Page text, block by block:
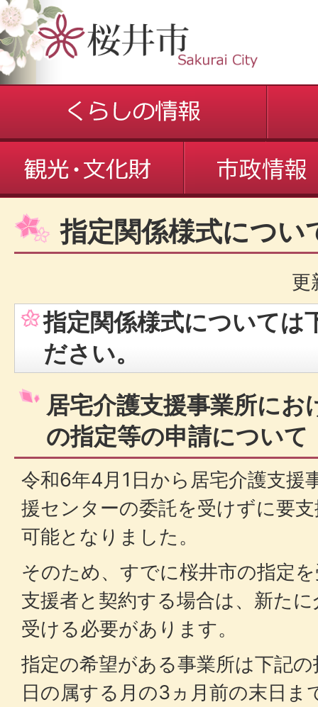
指定関係様式につい
更
指定関係様式については
ださい。
居宅介護支援事業所にお
の指定等の申請について
令和6年4月1日から居宅介護支援
援センターの委託を受けずに要
可能となりました。
そのため、すでに桜井市の指定
支援者と契約する場合は、新た
受ける必要があります。
指定の希望がある事業所は下記
日の属する月の3ヵ月前の末日ま